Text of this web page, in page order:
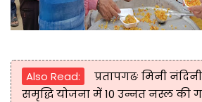
Also Read:
प्रतापगढः मिनी
समृद्धि योजना में 10 उन्नत नस्ल की